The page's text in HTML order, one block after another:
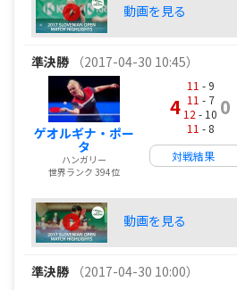
動画を見る
準決勝 （2017-04-30 10:45）
ゲオルギナ・ポー
タ
ハンガリー
世界ランク 394位
4
11 - 9
11 - 7
12 - 10
11 - 8
0
対戦結果
動画を見る
準決勝 （2017-04-30 10:00）